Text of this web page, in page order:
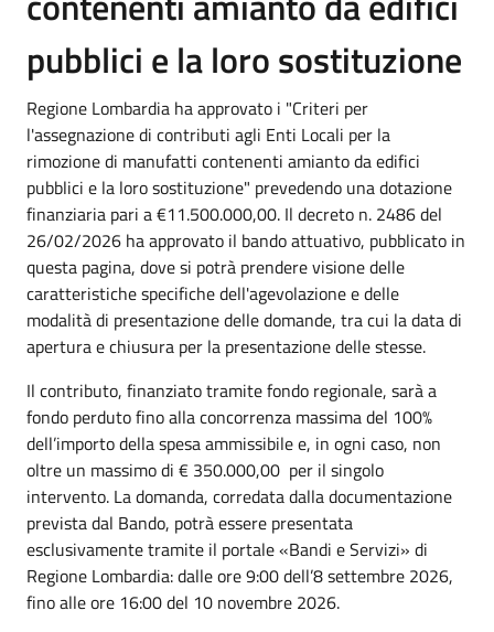
pubblici e la loro sostituzione
Regione Lombardia ha approvato i "Criteri per
l'assegnazione di contributi agli Enti Locali per la
rimozione di manufatti contenenti amianto da edifici
pubblici e la loro sostituzione" prevedendo una dotazione
finanziaria pari a €11.500.000,00. Il decreto n. 2486 del
26/02/2026 ha approvato il bando attuativo, pubblicato in
questa pagina, dove si potrà prendere visione delle
caratteristiche specifiche dell'agevolazione e delle
modalità di presentazione delle domande, tra cui la data di
apertura e chiusura per la presentazione delle stesse.
Il contributo, finanziato tramite fondo regionale, sarà a
fondo perduto fino alla concorrenza massima del 100%
dell’importo della spesa ammissibile e, in ogni caso, non
oltre un massimo di € 350.000,00 per il singolo
intervento. La domanda, corredata dalla documentazione
prevista dal Bando, potrà essere presentata
esclusivamente tramite il portale «Bandi e Servizi» di
Regione Lombardia: dalle ore 9:00 dell’8 settembre 2026,
fino alle ore 16:00 del 10 novembre 2026.